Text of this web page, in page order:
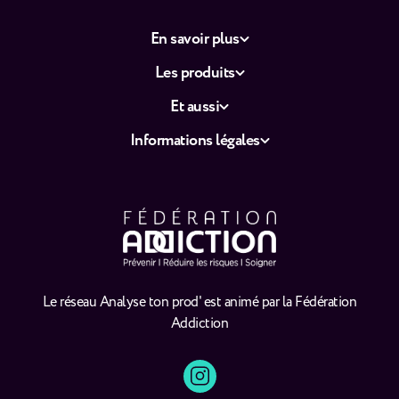
Le réseau Analyse ton prod' est animé par la Fédération
Addiction
En savoir plus
Les produits
Et aussi
Informations légales